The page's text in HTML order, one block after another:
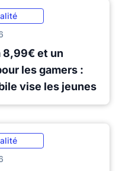
8,99€ et un
les gamers :
vise les jeunes